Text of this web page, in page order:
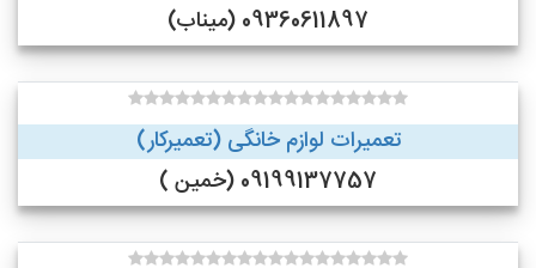
09360611897 (میناب)
تعمیرات لوازم خانگی (تعمیرکار)
09199137757 (خمین )